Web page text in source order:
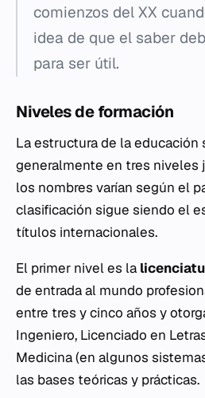
comienzos del XX
idea de que el saber
para ser útil.
Niveles de formación
La estructura de la educación
generalmente en tres niveles
los nombres varían según el
clasificación sigue siendo el
títulos internacionales.
El primer nivel es la
de entrada al mundo
entre tres y cinco años y
Ingeniero, Licenciado en
Medicina (en algunos
las bases teóricas y prácticas.